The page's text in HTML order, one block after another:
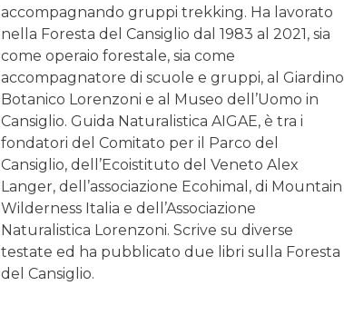
accompagnando gruppi trekking. Ha lavorato
nella Foresta del Cansiglio dal 1983 al 2021, sia
come operaio forestale, sia come
accompagnatore di scuole e gruppi, al Giardino
Botanico Lorenzoni e al Museo dell’Uomo in
Cansiglio. Guida Naturalistica AIGAE, è tra i
fondatori del Comitato per il Parco del
Cansiglio, dell’Ecoistituto del Veneto Alex
Langer, dell’associazione Ecohimal, di Mountain
Wilderness Italia e dell’Associazione
Naturalistica Lorenzoni. Scrive su diverse
testate ed ha pubblicato due libri sulla Foresta
del Cansiglio.